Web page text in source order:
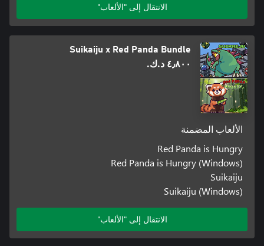
الانتقال إلى "الألعاب"
Suikaiju x Red Panda Bundle
٤٫٨٠٠ د.ك.‏
الألعاب المضمنة
Red Panda is Hungry
Red Panda is Hungry (Windows)
Suikaiju
Suikaiju (Windows)
الانتقال إلى "الألعاب"